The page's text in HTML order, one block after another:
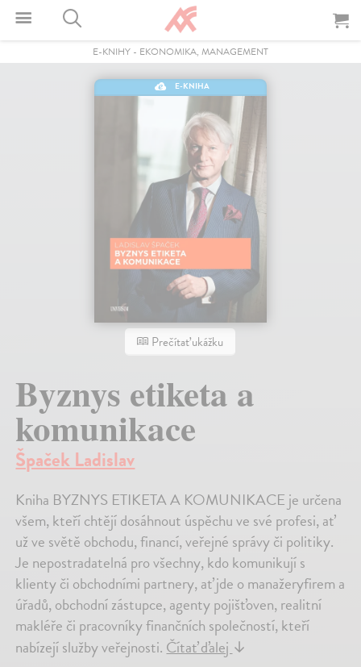
E-KNIHY - EKONOMIKA, MANAGEMENT
E-KNIHA
Prečítať ukážku
Byznys etiketa a
komunikace
Špaček Ladislav
Kniha BYZNYS ETIKETA A KOMUNIKACE je určena
všem, kteří chtějí dosáhnout úspěchu ve své profesi, ať
už ve světě obchodu, financí, veřejné správy či politiky.
Je nepostradatelná pro všechny, kdo komunikují s
klienty či obchodními partnery, ať jde o manažeryfirem a
úřadů, obchodní zástupce, agenty pojišťoven, realitní
makléře či pracovníky finančních společností, kteří
nabízejí služby veřejnosti.Čítať ďalej↓